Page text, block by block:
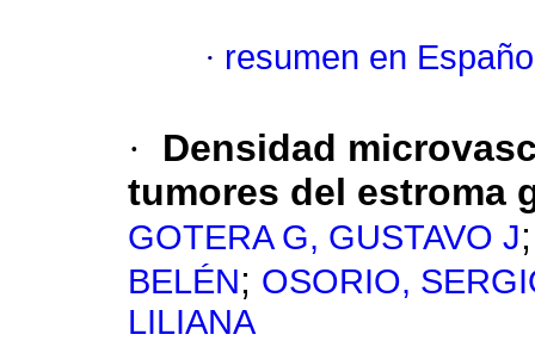
· resumen en
·
Densidad
tumores del estroma
GOTERA G, GUSTAVO J
BELÉN; OSORIO,
LILIANA